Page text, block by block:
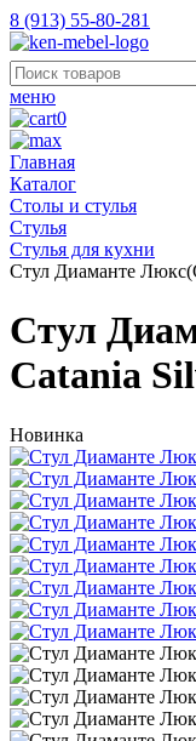
8 (913) 55-80-281
меню
0
Главная
Каталог
Столы и стулья
Стулья
Стулья для кухни
Стул Диаманте
Стул
Catania
Новинка